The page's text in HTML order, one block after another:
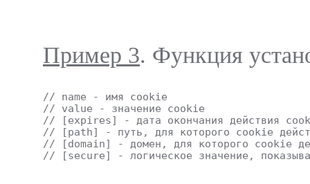
Пример 3. Функция
// name - имя cookie
// value - значение cookie
// [expires] - дата окончания действия
// [path] - путь, для которого cookie
// [domain] - домен, для которого cookie
// [secure] - логическое значение,